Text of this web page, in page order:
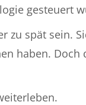
gesteuert
zu spät sein.
haben.